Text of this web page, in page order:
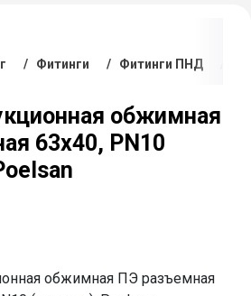
/ Фитинги / Фитинги ПНД
обжимная
63х40, PN10